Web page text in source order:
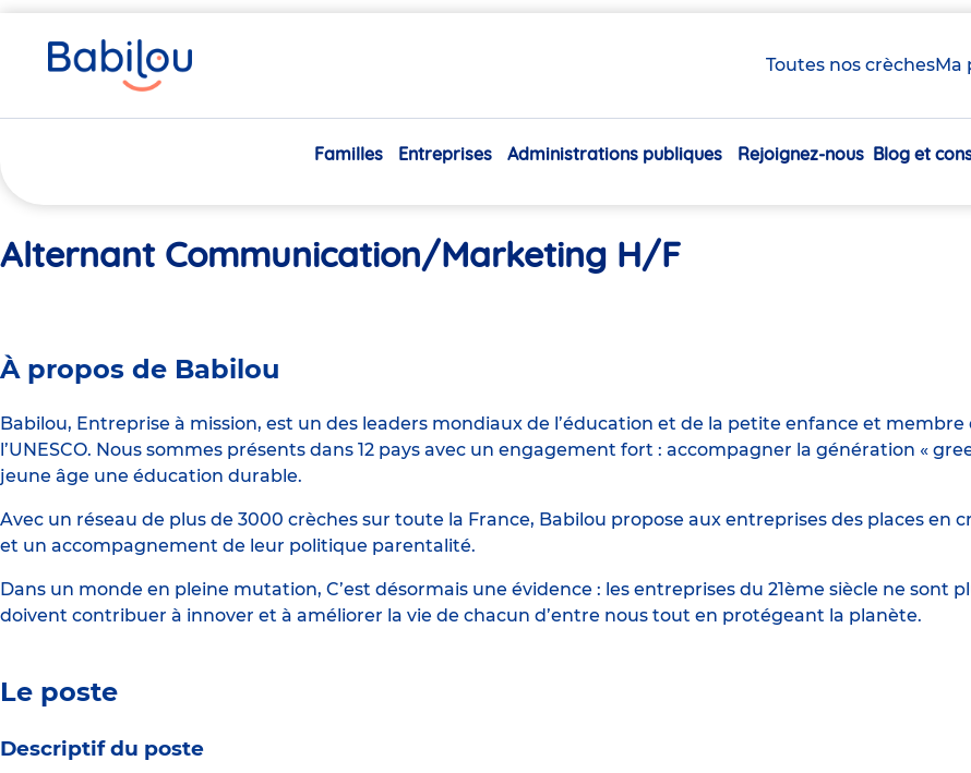
Toutes nos crèchesMa
Navigation
Familles Entreprises Administrations publiques Rejoignez-nous Blog et
êtes
ici
Alternant Communication/Marketing H/F
À propos de Babilou
Babilou, Entreprise à mission, est un des leaders mondiaux de l’éducation et de la petite enfance et
l’UNESCO. Nous sommes présents dans 12 pays avec un engagement fort : accompagner la génération «
jeune âge une éducation durable.
Avec un réseau de plus de 3000 crèches sur toute la France, Babilou propose aux entreprises des places en
et un accompagnement de leur politique parentalité.
Dans un monde en pleine mutation, C’est désormais une évidence : les entreprises du 21ème siècle ne sont
doivent contribuer à innover et à améliorer la vie de chacun d’entre nous tout en protégeant la planète.
Le poste
Descriptif du poste